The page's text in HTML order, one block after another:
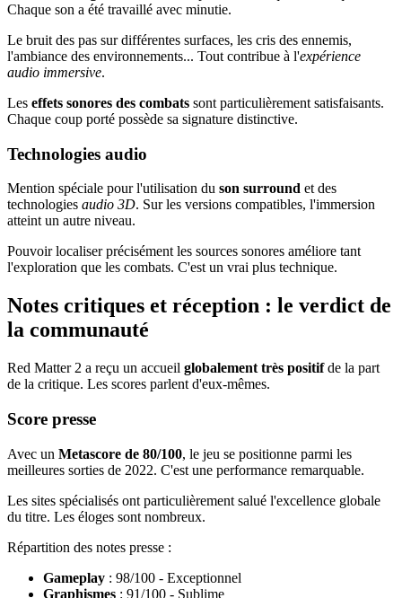
Chaque son a été travaillé avec minutie.
Le bruit des pas sur différentes surfaces, les cris des ennemis,
l'ambiance des environnements... Tout contribue à l'expérience
audio immersive.
Les effets sonores des combats sont particulièrement satisfaisants.
Chaque coup porté possède sa signature distinctive.
Technologies audio
Mention spéciale pour l'utilisation du son surround et des
technologies audio 3D. Sur les versions compatibles, l'immersion
atteint un autre niveau.
Pouvoir localiser précisément les sources sonores améliore tant
l'exploration que les combats. C'est un vrai plus technique.
Notes critiques et réception : le verdict de
la communauté
Red Matter 2 a reçu un accueil globalement très positifde la part
de la critique. Les scores parlent d'eux-mêmes.
Score presse
Avec un Metascore de 80/100, le jeu se positionne parmi les
meilleures sorties de 2022. C'est une performance remarquable.
Les sites spécialisés ont particulièrement salué l'excellence globale
du titre. Les éloges sont nombreux.
Répartition des notes presse :
Gameplay : 98/100 - Exceptionnel
Graphismes : 91/100 - Sublime